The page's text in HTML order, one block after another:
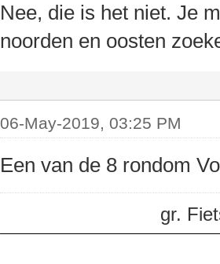
Nee, die is het niet. Je
noorden en oosten
06-May-2019, 03:25 PM
Een van de 8 rondom
gr.